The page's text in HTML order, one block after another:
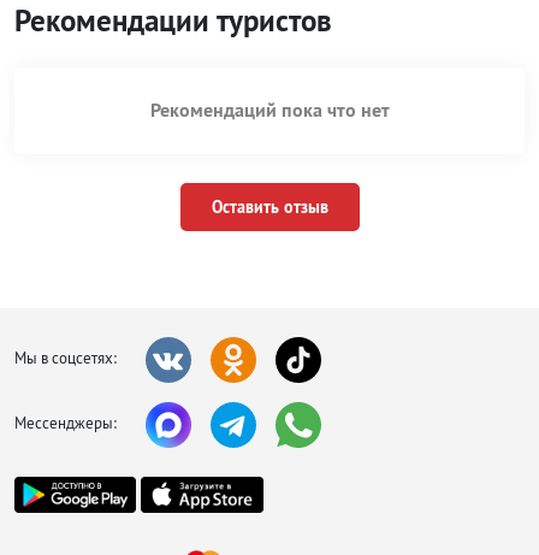
Рекомендации туристов
Рекомендаций пока что нет
Оставить отзыв
Мы в соцсетях:
Мессенджеры: